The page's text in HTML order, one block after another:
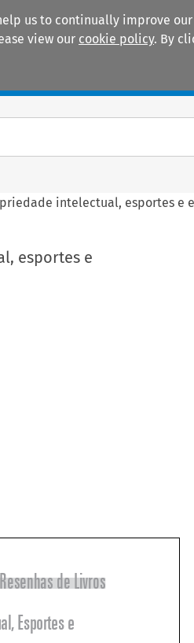
us to continually improve
view our cookie policy. By
intelectual, esportes e
esportes e

